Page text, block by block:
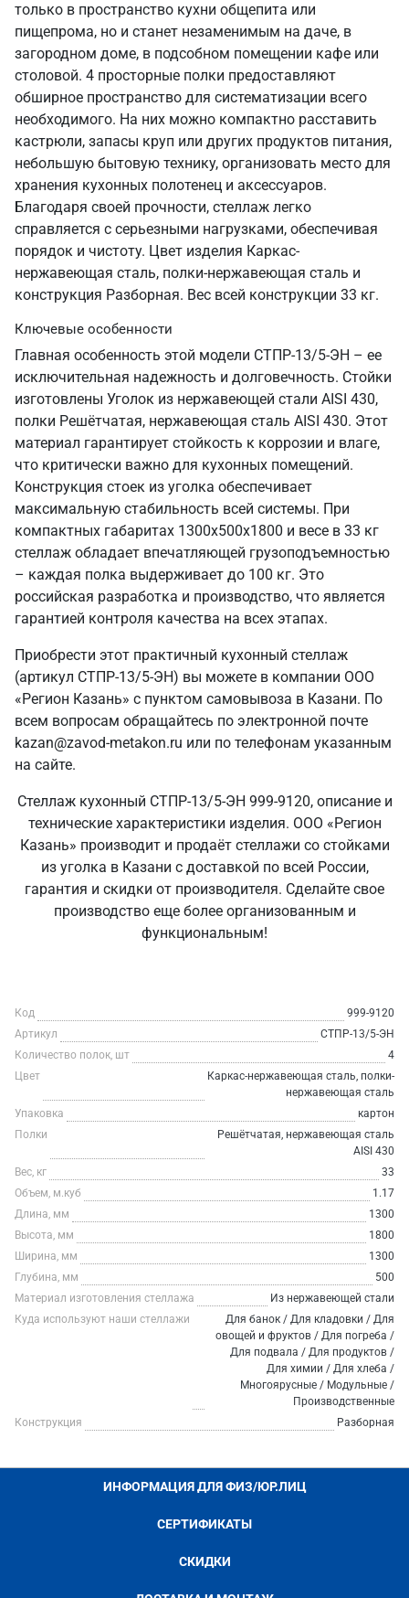
только в пространство кухни общепита или
пищепрома, но и станет незаменимым на даче, в
загородном доме, в подсобном помещении кафе или
столовой. 4 просторные полки предоставляют
обширное пространство для систематизации всего
необходимого. На них можно компактно расставить
кастрюли, запасы круп или других продуктов питания,
небольшую бытовую технику, организовать место для
хранения кухонных полотенец и аксессуаров.
Благодаря своей прочности, стеллаж легко
справляется с серьезными нагрузками, обеспечивая
порядок и чистоту. Цвет изделия Каркас-
нержавеющая сталь, полки-нержавеющая сталь и
конструкция Разборная. Вес всей конструкции 33 кг.
Ключевые особенности
Главная особенность этой модели СТПР-13/5-ЭН – ее
исключительная надежность и долговечность. Стойки
изготовлены Уголок из нержавеющей стали AISI 430,
полки Решётчатая, нержавеющая сталь AISI 430. Этот
материал гарантирует стойкость к коррозии и влаге,
что критически важно для кухонных помещений.
Конструкция стоек из уголка обеспечивает
максимальную стабильность всей системы. При
компактных габаритах 1300х500х1800 и весе в 33 кг
стеллаж обладает впечатляющей грузоподъемностью
– каждая полка выдерживает до 100 кг. Это
российская разработка и производство, что является
гарантией контроля качества на всех этапах.
Приобрести этот практичный кухонный стеллаж
(артикул СТПР-13/5-ЭН) вы можете в компании ООО
«Регион Казань» с пунктом самовывоза в Казани. По
всем вопросам обращайтесь по электронной почте
kazan@zavod-metakon.ru или по телефонам указанным
на сайте.
Стеллаж кухонный СТПР-13/5-ЭН 999-9120, описание и
технические характеристики изделия. ООО «Регион
Казань» производит и продаёт стеллажи со стойками
из уголка в Казани с доставкой по всей России,
гарантия и скидки от производителя. Сделайте свое
производство еще более организованным и
функциональным!
Код
999-9120
Артикул
СТПР-13/5-ЭН
Количество полок, шт
4
Цвет
Каркас-нержавеющая сталь, полки-
нержавеющая сталь
Упаковка
картон
Полки
Решётчатая, нержавеющая сталь
AISI 430
Вес, кг
33
Объем, м.куб
1.17
Длина, мм
1300
Высота, мм
1800
Ширина, мм
1300
Глубина, мм
500
Материал изготовления стеллажа
Из нержавеющей стали
Куда используют наши стеллажи
Для банок / Для кладовки / Для
овощей и фруктов / Для погреба /
Для подвала / Для продуктов /
Для химии / Для хлеба /
Многоярусные / Модульные /
Производственные
Конструкция
Разборная
ИНФОРМАЦИЯ ДЛЯ ФИЗ/ЮР.ЛИЦ
СЕРТИФИКАТЫ
СКИДКИ